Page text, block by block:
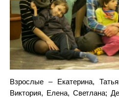
Взрослые – Екатерина,
Виктория, Елена, Светлана;